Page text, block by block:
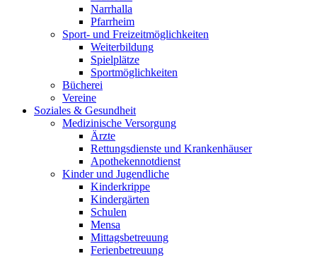
Narrhalla
Pfarrheim
Sport- und Freizeitmöglichkeiten
Weiterbildung
Spielplätze
Sportmöglichkeiten
Bücherei
Vereine
Soziales & Gesundheit
Medizinische Versorgung
Ärzte
Rettungsdienste und Krankenhäuser
Apothekennotdienst
Kinder und Jugendliche
Kinderkrippe
Kindergärten
Schulen
Mensa
Mittagsbetreuung
Ferienbetreuung